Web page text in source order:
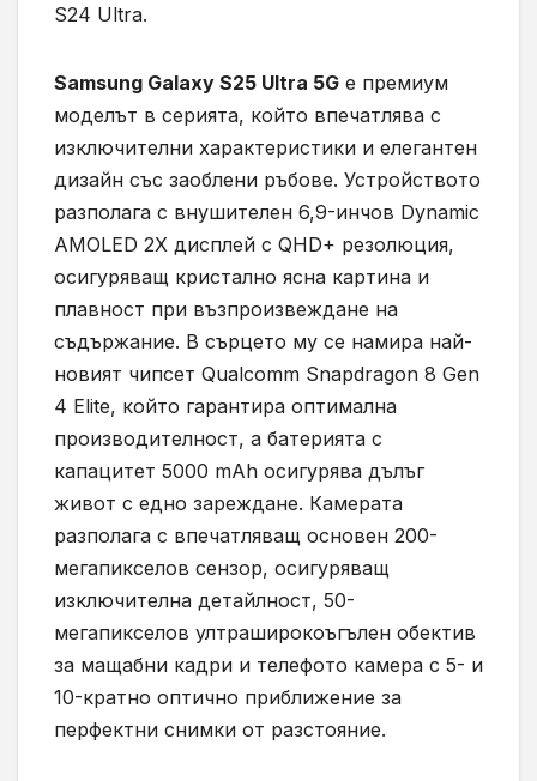
S24 Ultra.
Samsung Galaxy S25 Ultra 5G е премиум
моделът в серията, който впечатлява с
изключителни характеристики и елегантен
дизайн със заоблени ръбове. Устройството
разполага с внушителен 6,9-инчов Dynamic
AMOLED 2X дисплей с QHD+ резолюция,
осигуряващ кристално ясна картина и
плавност при възпроизвеждане на
съдържание. В сърцето му се намира най-
новият чипсет Qualcomm Snapdragon 8 Gen
4 Elite, който гарантира оптимална
производителност, а батерията с
капацитет 5000 mAh осигурява дълъг
живот с едно зареждане. Камерата
разполага с впечатляващ основен 200-
мегапикселов сензор, осигуряващ
изключителна детайлност, 50-
мегапикселов ултраширокоъгълен обектив
за мащабни кадри и телефото камера с 5- и
10-кратно оптично приближение за
перфектни снимки от разстояние.